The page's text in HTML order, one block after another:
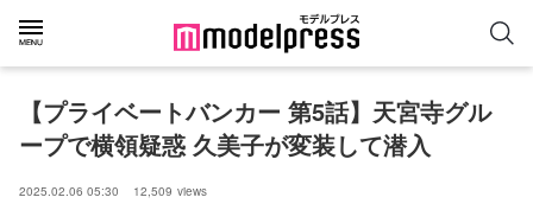
【プライベートバンカー 第5話】天宮寺グル
ープで横領疑惑 久美子が変装して潜入
2025.02.06 05:30 12,509 views